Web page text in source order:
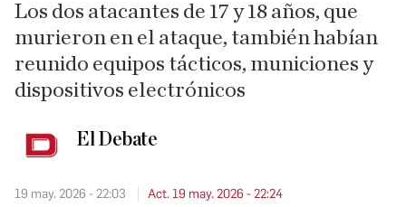
Los dos atacantes de 17 y 18 años, que
murieron en el ataque, también habían
reunido equipos tácticos, municiones y
dispositivos electrónicos
El Debate
19 may. 2026 - 22:03 Act. 19 may. 2026 - 22:24